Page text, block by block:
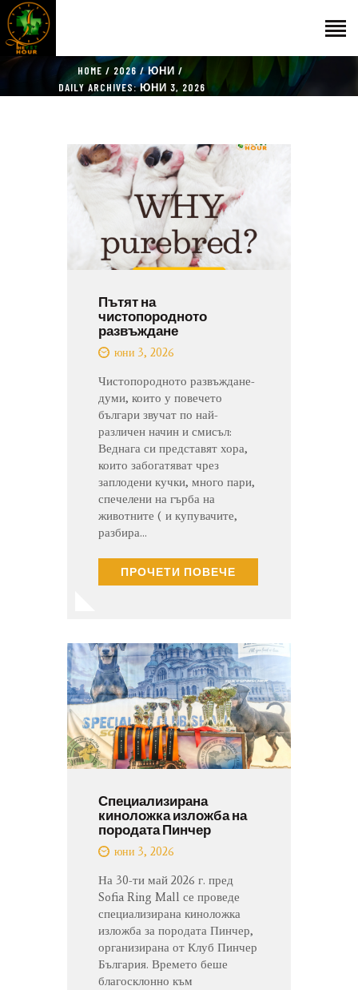
HOME 2026
ЮНИ
DAILY ARCHIVES: ЮНИ 3, 2026
НАЧАЛО
КАТАЛОГ
THE VET HOUR
БЛОГ
КОНТАКТ
Пътят на
чистопородното
развъждане
юни 3, 2026
Чистопородното развъждане-
думи, които у повечето
българи звучат по най-
различен начин и смисъл:
Веднага си представят хора,
които забогатяват чрез
заплодени кучки, много пари,
спечелени на гърба на
животните ( и купувачите,
разбира…
ПРОЧЕТИ ПОВЕЧЕ
Специализирана
киноложка изложба на
породата Пинчер
юни 3, 2026
На 30-ти май 2026 г. пред
Sofia Ring Mall се проведе
специализирана киноложка
изложба за породата Пинчер,
организирана от Клуб Пинчер
България. Времето беше
благосклонно към